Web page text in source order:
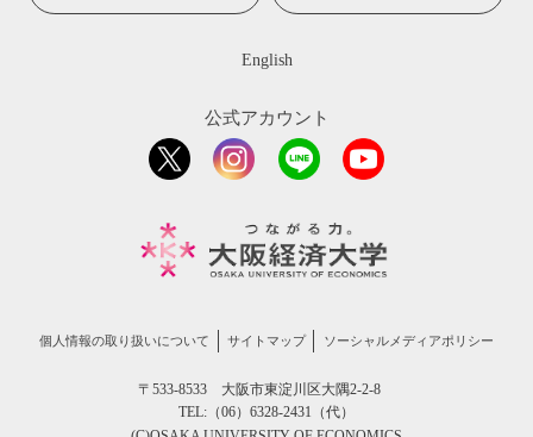
English
公式アカウント
個人情報の取り扱いについて サイトマップ ソーシャルメディアポリシー
〒533-8533 大阪市東淀川区大隅2-2-8
TEL:（06）6328-2431（代）